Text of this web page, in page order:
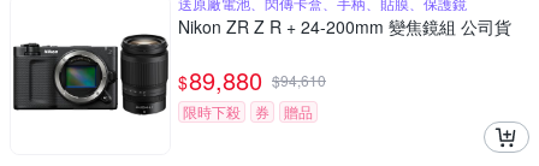
Nikon ZR Z R + 24-200mm 變焦鏡組 公司貨
$89,880 $94,610
限時下殺
券 贈品